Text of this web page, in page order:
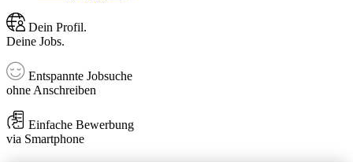
Dein Profil.
Deine Jobs.
Entspannte Jobsuche
ohne Anschreiben
Einfache Bewerbung
via Smartphone